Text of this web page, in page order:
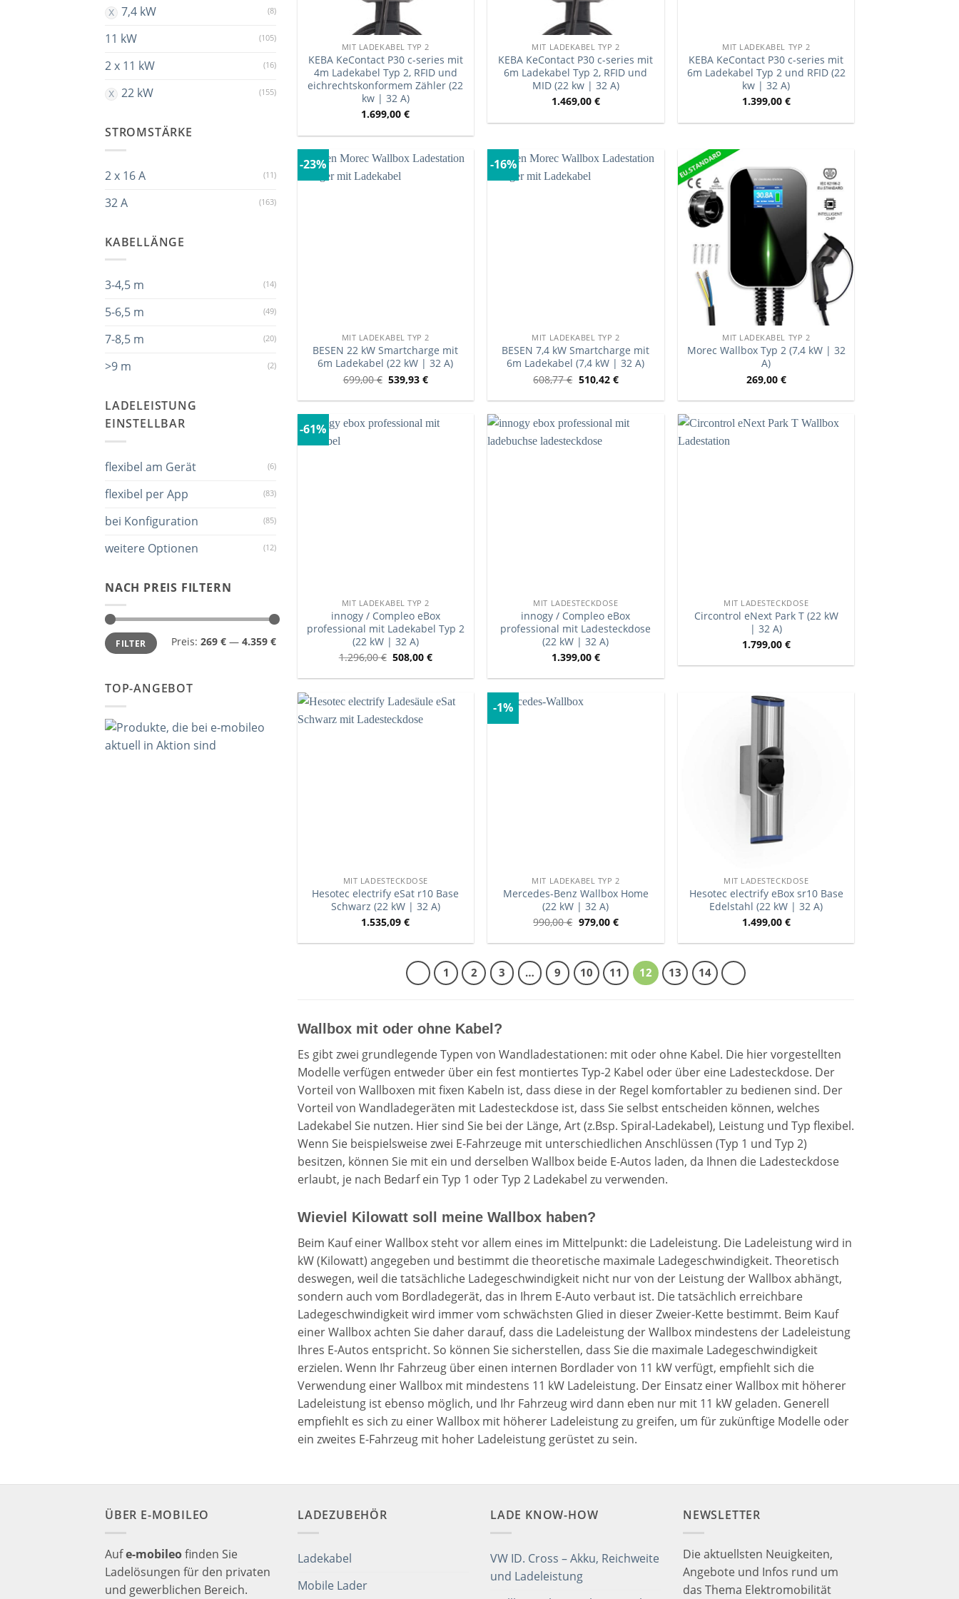
7,4 kW (8)
11 kW (105)
2 x 11 kW (16)
22 kW (155)
STROMSTÄRKE
2 x 16 A (11)
32 A (163)
KABELLÄNGE
3-4,5 m (14)
5-6,5 m (49)
7-8,5 m (20)
>9 m (2)
LADELEISTUNG
EINSTELLBAR
flexibel am Gerät (6)
flexibel per App (83)
bei Konfiguration (85)
weitere Optionen (12)
NACH PREIS FILTERN
FILTER Preis: 269 € — 4.359 €
TOP-ANGEBOT
MIT LADEKABEL TYP 2
KEBA KeContact P30 c-series mit
4m Ladekabel Typ 2, RFID und
eichrechtskonformem Zähler (22
kw | 32 A)
1.699,00€
MIT LADEKABEL TYP 2
KEBA KeContact P30 c-series mit
6m Ladekabel Typ 2, RFID und
MID (22 kw | 32 A)
1.469,00 €
MIT LADEKABEL TYP 2
KEBA KeContact P30 c-series mit
6m Ladekabel Typ 2 und RFID (22
kw | 32 A)
1.399,00 €
-23%
MIT LADEKABEL TYP 2
BESEN 22 kW Smartcharge mit
6m Ladekabel (22 kW | 32 A)
699,00€ 539,93 €
-16%
MIT LADEKABEL TYP 2
BESEN 7,4 kW Smartcharge mit
6m Ladekabel (7,4 kW | 32 A)
608,77€ 510,42 €
MIT LADEKABEL TYP 2
Morec Wallbox Typ 2 (7,4 kW | 32
A)
269,00 €
-61%
MIT LADEKABEL TYP 2
innogy / Compleo eBox
professional mit Ladekabel Typ 2
(22 kW | 32 A)
1.296,00€ 508,00 €
MIT LADESTECKDOSE
innogy / Compleo eBox
professional mit Ladesteckdose
(22 kW | 32 A)
1.399,00 €
MIT LADESTECKDOSE
Circontrol eNext Park T (22 kW
| 32 A)
1.799,00 €
MIT LADESTECKDOSE
Hesotec electrify eSat r10 Base
Schwarz (22 kW | 32 A)
1.535,09€
-1%
MIT LADEKABEL TYP 2
Mercedes-Benz Wallbox Home
(22 kW | 32 A)
990,00€ 979,00 €
MIT LADESTECKDOSE
Hesotec electrify eBox sr10 Base
Edelstahl (22 kW | 32 A)
1.499,00 €
1 2 3 … 9 10 11 12 13 14
Wallbox mit oder ohne Kabel?
Es gibt zwei grundlegende Typen von Wandladestationen: mit oder ohne Kabel. Die hier vorgestellten
Modelle verfügen entweder über ein fest montiertes Typ-2 Kabel oder über eine Ladesteckdose. Der
Vorteil von Wallboxen mit fixen Kabeln ist, dass diese in der Regel komfortabler zu bedienen sind. Der
Vorteil von Wandladegeräten mit Ladesteckdose ist, dass Sie selbst entscheiden können, welches
Ladekabel Sie nutzen. Hier sind Sie bei der Länge, Art (z.Bsp. Spiral-Ladekabel), Leistung und Typ flexibel.
Wenn Sie beispielsweise zwei E-Fahrzeuge mit unterschiedlichen Anschlüssen (Typ 1 und Typ 2)
besitzen, können Sie mit ein und derselben Wallbox beide E-Autos laden, da Ihnen die Ladesteckdose
erlaubt, je nach Bedarf ein Typ 1 oder Typ 2 Ladekabel zu verwenden.
Wieviel Kilowatt soll meine Wallbox haben?
Beim Kauf einer Wallbox steht vor allem eines im Mittelpunkt: die Ladeleistung. Die Ladeleistung wird in
kW (Kilowatt) angegeben und bestimmt die theoretische maximale Ladegeschwindigkeit. Theoretisch
deswegen, weil die tatsächliche Ladegeschwindigkeit nicht nur von der Leistung der Wallbox abhängt,
sondern auch vom Bordladegerät, das in Ihrem E-Auto verbaut ist. Die tatsächlich erreichbare
Ladegeschwindigkeit wird immer vom schwächsten Glied in dieser Zweier-Kette bestimmt. Beim Kauf
einer Wallbox achten Sie daher darauf, dass die Ladeleistung der Wallbox mindestens der Ladeleistung
Ihres E-Autos entspricht. So können Sie sicherstellen, dass Sie die maximale Ladegeschwindigkeit
erzielen. Wenn Ihr Fahrzeug über einen internen Bordlader von 11 kW verfügt, empfiehlt sich die
Verwendung einer Wallbox mit mindestens 11 kW Ladeleistung. Der Einsatz einer Wallbox mit höherer
Ladeleistung ist ebenso möglich, und Ihr Fahrzeug wird dann eben nur mit 11 kW geladen. Generell
empfiehlt es sich zu einer Wallbox mit höherer Ladeleistung zu greifen, um für zukünftige Modelle oder
ein zweites E-Fahrzeug mit hoher Ladeleistung gerüstet zu sein.
ÜBER E-MOBILEO
Aufe-mobileofinden Sie
Ladelösungen für den privaten
und gewerblichen Bereich.
LADEZUBEHÖR
Ladekabel
Mobile Lader
LADE KNOW-HOW
VW ID. Cross – Akku, Reichweite
und Ladeleistung
NEWSLETTER
Die aktuellsten Neuigkeiten,
Angebote und Infos rund um
das Thema Elektromobilität